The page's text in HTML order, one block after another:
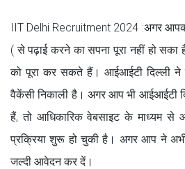
IIT Delhi Recruitment 2024 :अगर आपका
( से पढ़ाई करने का सपना पूरा नहीं हो
को पूरा कर सकते हैं। आईआईटी दिल्ली ने
वैकेंसी निकाली है। अगर आप भी आईआईटी
हैं, तो आधिकारिक वेबसाइट के माध्यम
प्रक्रिया शुरू हो चुकी है। अगर आप ने
जल्दी आवेदन कर दें।